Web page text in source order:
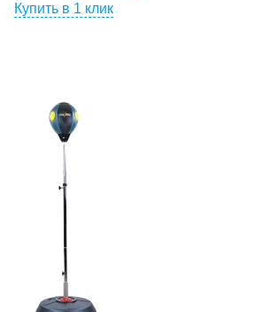
Купить в 1 клик